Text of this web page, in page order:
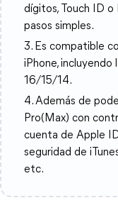
dígitos, Touch ID
pasos simples.
3. Es compatible
iPhone, incluyendo
16/15/14.
4. Además de
Pro(Max) con
cuenta de Apple
seguridad de
etc.